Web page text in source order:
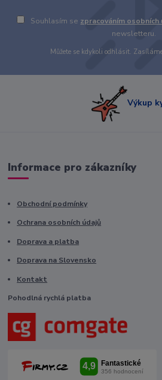
Souhlasím se zpracováním osobních
newsletteru.
Můžete se kdykoli odhlásit.
Výkup
Informace pro zákazníky
Obchodní podmínky
Ochrana osobních údajů
Doprava a platba
Doprava na Slovensko
Kontakt
Pohodlná rychlá platba